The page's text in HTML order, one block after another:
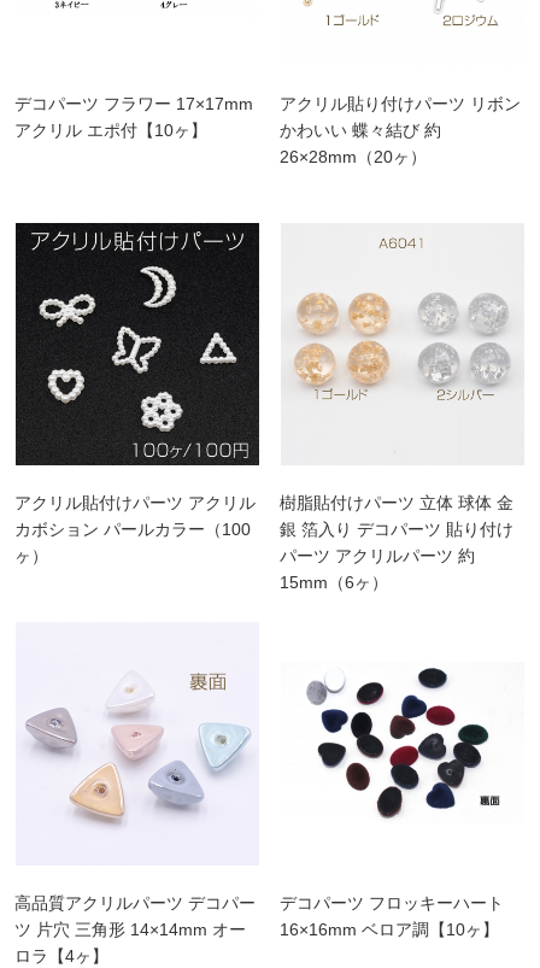
デコパーツ フラワー 17×17mm
アクリル エポ付【10ヶ】
アクリル貼り付けパーツ リボン
かわいい 蝶々結び 約
26×28mm（20ヶ）
アクリル貼付けパーツ アクリル
カボション パールカラー（100
ヶ）
樹脂貼付けパーツ 立体 球体 金
銀 箔入り デコパーツ 貼り付け
パーツ アクリルパーツ 約
15mm（6ヶ）
高品質アクリルパーツ デコパー
ツ 片穴 三角形 14×14mm オー
ロラ【4ヶ】
デコパーツ フロッキーハート
16×16mm ベロア調【10ヶ】